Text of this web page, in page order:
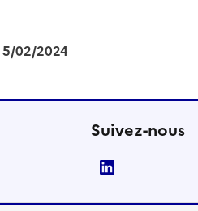
5/02/2024
Suivez-nous